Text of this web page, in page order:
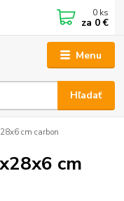
Menu
Hľadať
0 ks
za 0 €
cm carbon
cm